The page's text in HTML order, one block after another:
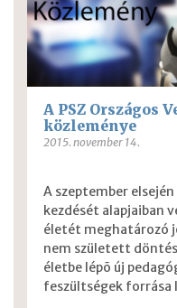
A PSZ Országos
közleménye
2015. november 14.
A szeptember
kezdését alapjaiban
életét meghatározó
nem született
életbe lépõ új
feszültségek forrása